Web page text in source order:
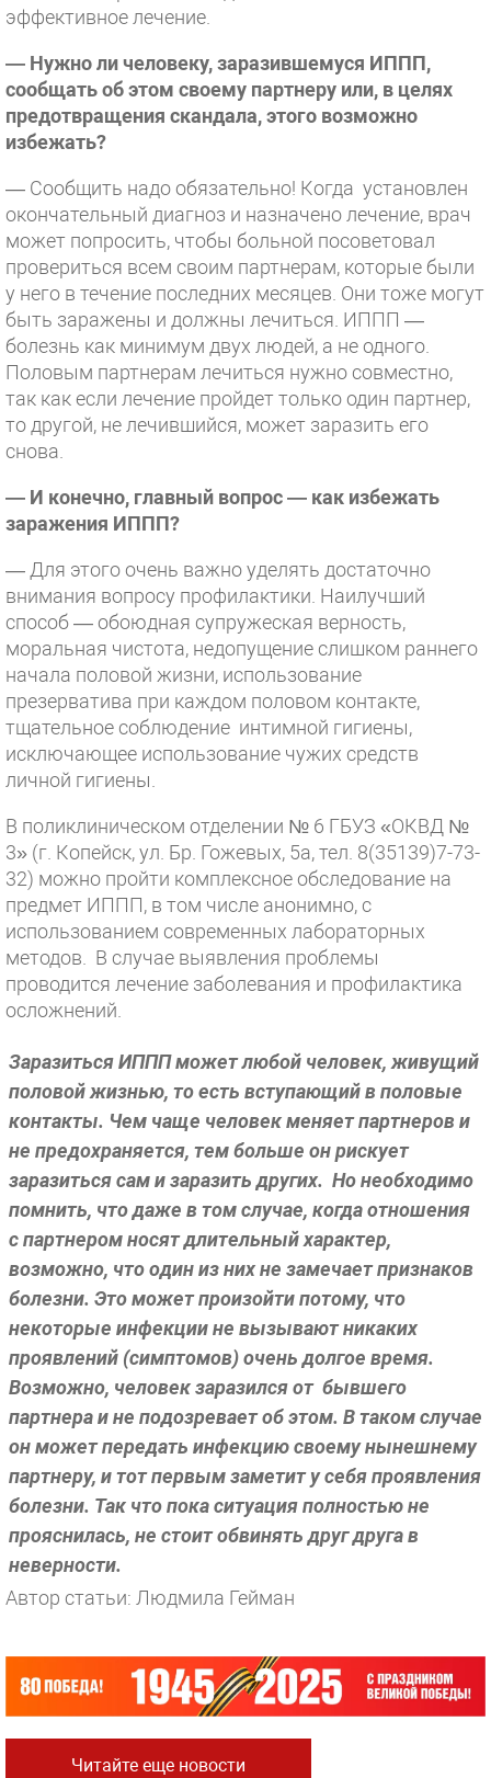
эффективное лечение.
— Нужно ли человеку, заразившемуся ИППП,
сообщать об этом своему партнеру или, в целях
предотвращения скандала, этого возможно
избежать?
— Сообщить надо обязательно! Когда установлен
окончательный диагноз и назначено лечение, врач
может попросить, чтобы больной посоветовал
провериться всем своим партнерам, которые были
у него в течение последних месяцев. Они тоже могут
быть заражены и должны лечиться. ИППП —
болезнь как минимум двух людей, а не одного.
Половым партнерам лечиться нужно совместно,
так как если лечение пройдет только один партнер,
то другой, не лечившийся, может заразить его
снова.
— И конечно, главный вопрос — как избежать
заражения ИППП?
— Для этого очень важно уделять достаточно
внимания вопросу профилактики. Наилучший
способ — обоюдная супружеская верность,
моральная чистота, недопущение слишком раннего
начала половой жизни, использование
презерватива при каждом половом контакте,
тщательное соблюдение интимной гигиены,
исключающее использование чужих средств
личной гигиены.
В поликлиническом отделении № 6 ГБУЗ «ОКВД №
3» (г. Копейск, ул. Бр. Гожевых, 5а, тел. 8(35139)7-73-
32) можно пройти комплексное обследование на
предмет ИППП, в том числе анонимно, с
использованием современных лабораторных
методов. В случае выявления проблемы
проводится лечение заболевания и профилактика
осложнений.
Заразиться ИППП может любой человек, живущий
половой жизнью, то есть вступающий в половые
контакты. Чем чаще человек меняет партнеров и
не предохраняется, тем больше он рискует
заразиться сам и заразить других. Но необходимо
помнить, что даже в том случае, когда отношения
с партнером носят длительный характер,
возможно, что один из них не замечает признаков
болезни. Это может произойти потому, что
некоторые инфекции не вызывают никаких
проявлений (симптомов) очень долгое время.
Возможно, человек заразился от бывшего
партнера и не подозревает об этом. В таком случае
он может передать инфекцию своему нынешнему
партнеру, и тот первым заметит у себя проявления
болезни. Так что пока ситуация полностью не
прояснилась, не стоит обвинять друг друга в
неверности.
Автор статьи: Людмила Гейман
Читайте еще новости